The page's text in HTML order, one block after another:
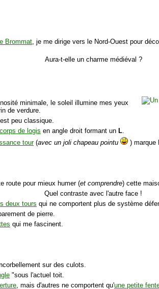
Brommat , je me dirige vers le Nord-Ouest pour
Aura-t-elle un charme médiéval ?
minimale, le soleil illumine mes yeux
de verdure.
peu classique.
de logis en angle droit formant un L
tour(avec un joli chapeau pointu ) marque
route pour mieux humer (et comprendre) cette
Quel contraste avec l'autre face !
deux tours qui ne comportent plus de système
de pierre.
qui me fascinent.
sur des culots.
"sous l'actuel toit.
, mais d'autres ne comportent qu'une petite